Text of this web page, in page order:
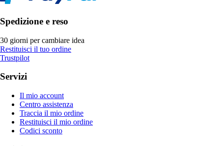
Spedizione e reso
30 giorni per cambiare idea
Restituisci il tuo ordine
Trustpilot
Servizi
Il mio account
Centro assistenza
Traccia il mio ordine
Restituisci il mio ordine
Codici sconto